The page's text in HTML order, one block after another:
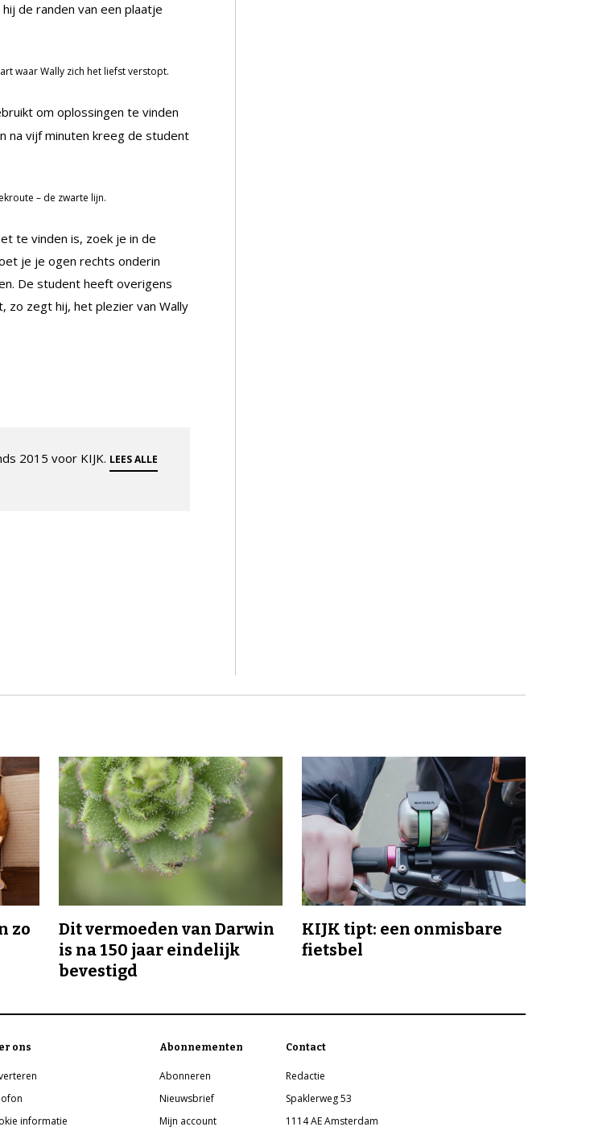
de randen van een plaatje
waar Wally zich het liefst verstopt.
om oplossingen te vinden
na vijf minuten kreeg de student
– de zwarte lijn.
te vinden is, zoek je in de
je je ogen rechts onderin
De student heeft overigens
zo zegt hij, het plezier van Wally
2015 voor KIJK. LEES ALLE
zo
Dit vermoeden van Darwin
is na 150 jaar eindelijk
bevestigd
KIJK tipt: een onmisbare
fietsbel
ons
informatie
Abonnementen
Abonneren
Nieuwsbrief
Mijn account
Contact
Redactie
Spaklerweg 53
1114 AE Amsterdam